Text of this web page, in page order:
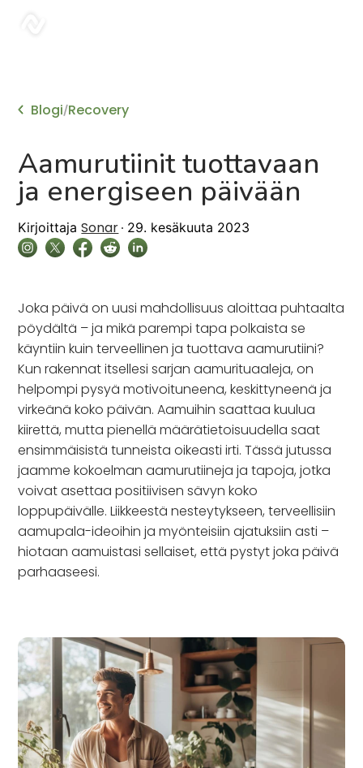
Blogi/Recovery
Aamurutiinit tuottavaan
ja energiseen päivään
Kirjoittaja Sonar 29. kesäkuuta 2023
Joka päivä on uusi mahdollisuus aloittaa puhtaalta
pöydältä – ja mikä parempi tapa polkaista se
käyntiin kuin terveellinen ja tuottava aamurutiini?
Kun rakennat itsellesi sarjan aamurituaaleja, on
helpompi pysyä motivoituneena, keskittyneenä ja
virkeänä koko päivän. Aamuihin saattaa kuulua
kiirettä, mutta pienellä määrätietoisuudella saat
ensimmäisistä tunneista oikeasti irti. Tässä jutussa
jaamme kokoelman aamurutiineja ja tapoja, jotka
voivat asettaa positiivisen sävyn koko
loppupäivälle. Liikkeestä nesteytykseen, terveellisiin
aamupala-ideoihin ja myönteisiin ajatuksiin asti –
hiotaan aamuistasi sellaiset, että pystyt joka päivä
parhaaseesi.